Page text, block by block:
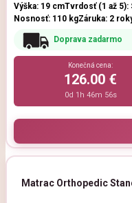
Výška: 19 cmTvrdosť (1 až
Nosnosť: 110 kgZáruka: 2
Doprava zadarmo
Konečná cena:
126.00 €
0d 1h 46m 54s
Matrac Orthopedic